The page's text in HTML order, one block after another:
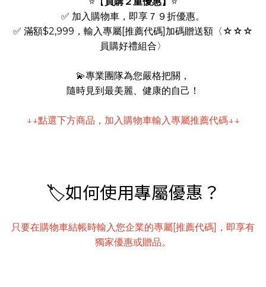
✅ 加入購物車，即享７９折優惠。
✅ 滿額$2,999，輸入專屬[推薦代碼]加碼贈送額〈☆☆☆
員購好禮組合〉
💫專業團隊為您嚴格把關，
隨時見到最美麗、健康的自己！
↓↓點選下方商品，加入購物車輸入專屬推薦代碼↓↓
🏷️如何使用專屬優惠？
只要在購物車結帳時輸入您企業的專屬[推薦代碼]，即享有
獨家優惠或贈品。